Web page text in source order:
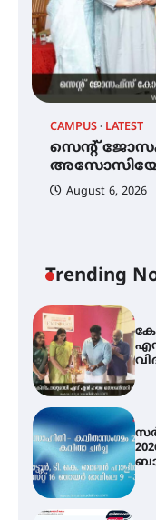
CAMPUS LATEST
സെന്റ്
August 6, 2026
Trending